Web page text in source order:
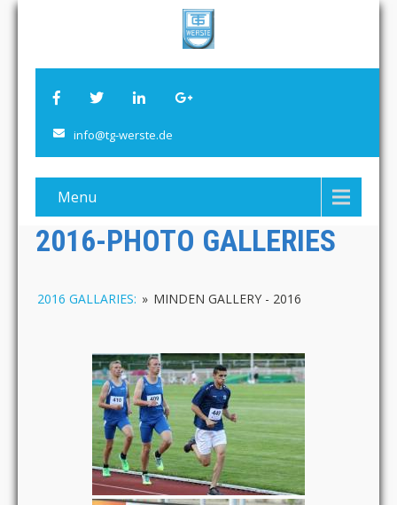
info@tg-werste.de
Menu
2016-PHOTO GALLERIES
2016 GALLARIES: » MINDEN GALLERY - 2016